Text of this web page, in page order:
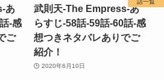
あ
-感
ご
武則天-The Empress-あ
らすじ-58話-59話-60話-感
想つきネタバレありでご
紹介！
2020年6月10日
話一覧